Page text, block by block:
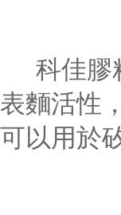
科佳膠
表麵活性
可以用於